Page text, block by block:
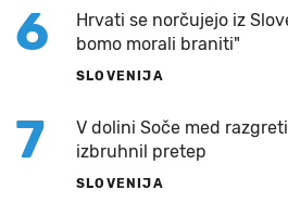
6
Hrvati se norčujejo iz
bomo morali braniti"
SLOVENIJA
7
V dolini Soče med
izbruhnil pretep
SLOVENIJA